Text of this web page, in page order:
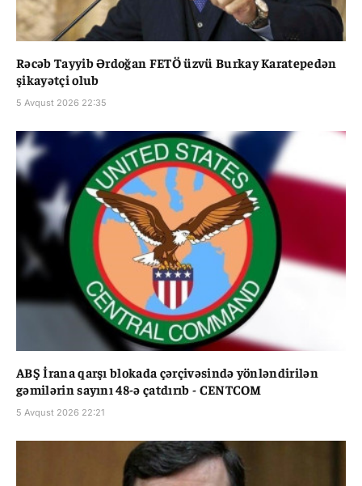
Rəcəb Tayyib Ərdoğan FETÖ üzvü Burkay Karatepedən
şikayətçi olub
5 Avqust 2026 22:35
ABŞ İrana qarşı blokada çərçivəsində yönləndirilən
gəmilərin sayını 48-ə çatdırıb - CENTCOM
5 Avqust 2026 22:21